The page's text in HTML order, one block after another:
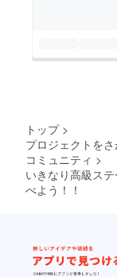
トップ >
プロジェクトを
コミュニティ >
いきなり高級ス
べよう！！